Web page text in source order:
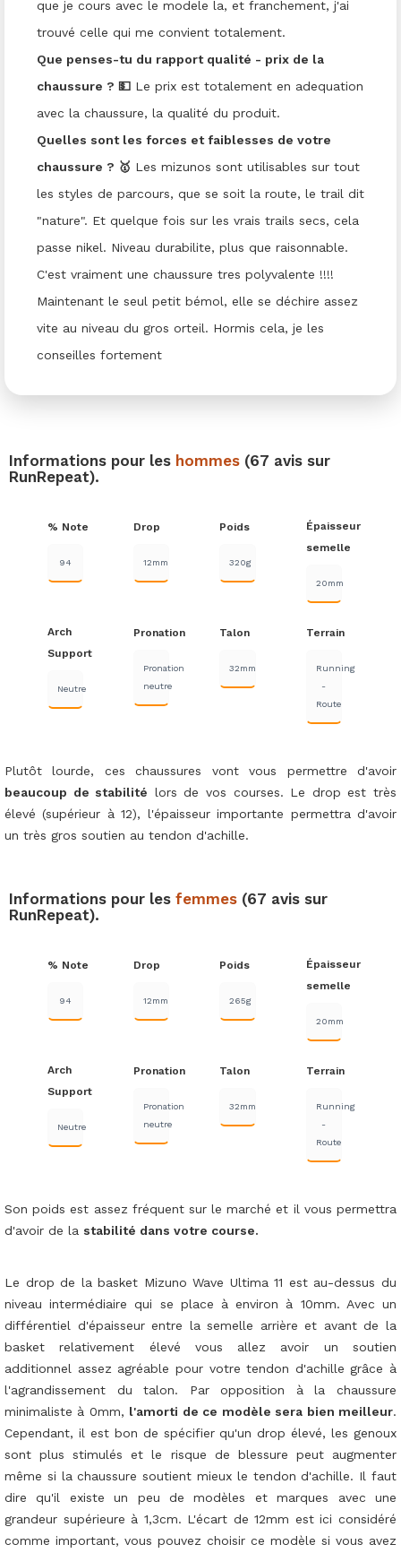
que je cours avec le modele la, et franchement, j'ai
trouvé celle qui me convient totalement.
Que penses-tu du rapport qualité - prix de la
chaussure ? 💵Le prix est totalement en adequation
avec la chaussure, la qualité du produit.
Quelles sont les forces et faiblesses de votre
chaussure ? 🥇 Les mizunos sont utilisables sur tout
les styles de parcours, que se soit la route, le trail dit
"nature". Et quelque fois sur les vrais trails secs, cela
passe nikel. Niveau durabilite, plus que raisonnable.
C'est vraiment une chaussure tres polyvalente !!!!
Maintenant le seul petit bémol, elle se déchire assez
vite au niveau du gros orteil. Hormis cela, je les
conseilles fortement
Informations pour les hommes (67 avis sur
RunRepeat).
% Note
94
Drop
12mm
Poids
320g
Épaisseur
semelle
20mm
Arch
Support
Neutre
Pronation
Pronation
neutre
Talon
32mm
Terrain
Running
-
Route
Plutôt lourde, ces chaussures vont vous permettre d'avoir
beaucoup de stabilité lors de vos courses. Le drop est très
élevé (supérieur à 12), l'épaisseur importante permettra d'avoir
un très gros soutien au tendon d'achille.
Informations pour les femmes (67 avis sur
RunRepeat).
% Note
94
Drop
12mm
Poids
265g
Épaisseur
semelle
20mm
Arch
Support
Neutre
Pronation
Pronation
neutre
Talon
32mm
Terrain
Running
-
Route
Son poids est assez fréquent sur le marché et il vous permettra
d'avoir de la stabilité dans votre course.
Le drop de la basket Mizuno Wave Ultima 11 est au-dessus du
niveau intermédiaire qui se place à environ à 10mm. Avec un
différentiel d'épaisseur entre la semelle arrière et avant de la
basket relativement élevé vous allez avoir un soutien
additionnel assez agréable pour votre tendon d'achille grâce à
l'agrandissement du talon. Par opposition à la chaussure
minimaliste à 0mm, l'amorti de ce modèle sera bien meilleur.
Cependant, il est bon de spécifier qu'un drop élevé, les genoux
sont plus stimulés et le risque de blessure peut augmenter
même si la chaussure soutient mieux le tendon d'achille. Il faut
dire qu'il existe un peu de modèles et marques avec une
grandeur supérieure à 1,3cm. L'écart de 12mm est ici considéré
comme important, vous pouvez choisir ce modèle si vous avez